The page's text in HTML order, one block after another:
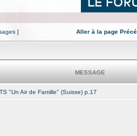
] Aller à la page
MESSAGE
"Un Air de Famille" (Suisse) p.17